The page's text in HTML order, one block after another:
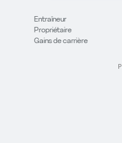
Entraîneur
Propriétaire
Gains de carrière